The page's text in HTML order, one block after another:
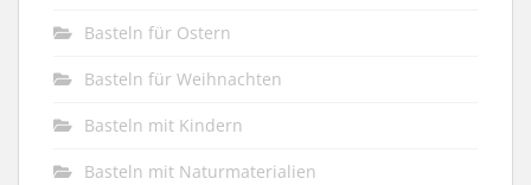
Basteln für Ostern
Basteln für Weihnachten
Basteln mit Kindern
Basteln mit Naturmaterialien